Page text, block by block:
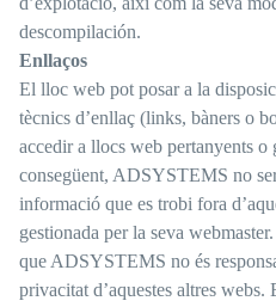
descompilación.
Enllaços
El lloc web pot posar a la
tècnics d’enllaç (links, bàners o
accedir a llocs web pertanyents o
consegüent, ADSYSTEMS no
informació que es trobi fora
gestionada per la seva
que ADSYSTEMS no és
privacitat d’aquestes altres webs.